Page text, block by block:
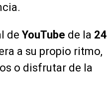
de YouTube de la 24
a su propio ritmo,
o disfrutar de la